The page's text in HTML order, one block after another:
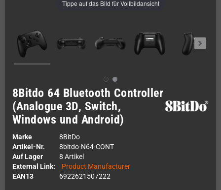
Tippe auf das Bild für Vollbildansicht
8Bitdo 64 Bluetooth Controller
(Analogue 3D, Switch,
Windows und Android)
Marke
8BitDo
Artikel-Nr.
8bitdo-N64-CONT
Auf Lager
8 Artikel
External Link:
Product Manufacturer
EAN13
6922621507222